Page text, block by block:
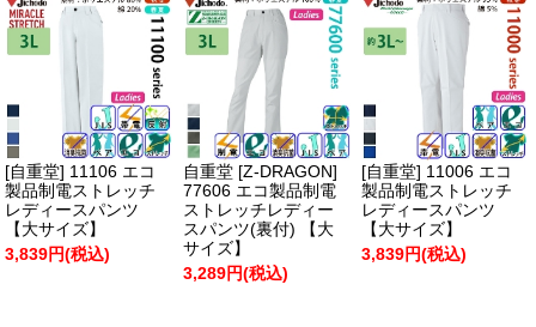
[自重堂] 11106 エコ
製品制電ストレッチ
レディースパンツ
【大サイズ】
3,839円(税込)
自重堂 [Z-DRAGON]
77606 エコ製品制電
ストレッチレディー
スパンツ(裏付) 【大
サイズ】
3,289円(税込)
[自重堂] 11006 エコ
製品制電ストレッチ
レディースパンツ
【大サイズ】
3,839円(税込)